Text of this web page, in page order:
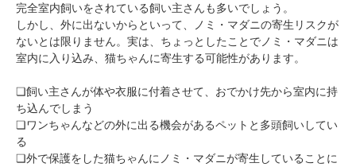
完全室内飼いをされている飼い主さんも多いでしょう。
しかし、外に出ないからといって、ノミ・マダニの寄生リスクが
ないとは限りません。実は、ちょっとしたことでノミ・マダニは
室内に入り込み、猫ちゃんに寄生する可能性があります。
❏飼い主さんが体や衣服に付着させて、おでかけ先から室内に持
ち込んでしまう
❏ワンちゃんなどの外に出る機会があるペットと多頭飼いしてい
る
❏外で保護をした猫ちゃんにノミ・マダニが寄生していることに